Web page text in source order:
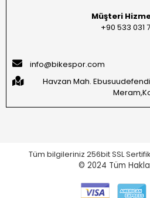
Müşteri
+90 533 031
info@bikespor.com
Havzan Mah.
Tüm bilgileriniz 256bit SSL
© 2024 Tüm